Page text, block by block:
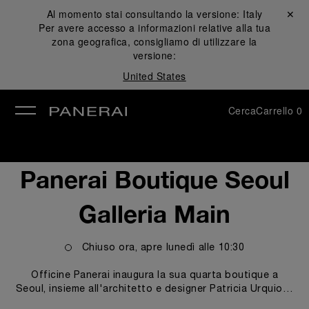
Al momento stai consultando la versione: Italy
Per avere accesso a informazioni relative alla tua
zona geografica, consigliamo di utilizzare la
versione:
United States
Chiudi ✕
CercaCarrello 0
Panerai Boutique Seoul
Galleria Main
Chiuso ora, apre lunedì alle 10:30
Officine Panerai inaugura la sua quarta boutique a
Seoul, insieme all'architetto e designer Patricia Urquiola.